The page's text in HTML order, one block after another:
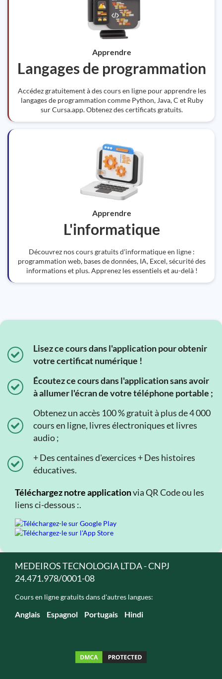
Apprendre
Langages de programmation
Accédez gratuitement à des cours en ligne pour apprendre les
langages de programmation comme Python, Java, C et Ruby
sur Cursa.app. Obtenez des certificats gratuits.
Apprendre
L'informatique
Découvrez nos cours gratuits d'informatique en ligne :
programmation web, bases de données, IA, Excel, sécurité des
informations et plus. Apprenez les essentiels et au-delà !
Lisez ce cours dans l'application pour obtenir
votre certificat numérique !
Écoutez ce cours dans l'application sans avoir
à allumer l'écran de votre téléphone portable ;
Obtenez un accès 100 % gratuit à plus de 4 000
cours en ligne, livres électroniques et livres
audio ;
+ Des centaines d'exercices + Des histoires
éducatives.
Téléchargez notre applicationvia QR Code ou les
liens ci-dessous :.
MEDEIROS TECNOLOGIA LTDA - CNPJ
24.471.978/0001-08
Cours en ligne gratuits dans d'autres langues:
Anglais Espagnol Portugais Hindi